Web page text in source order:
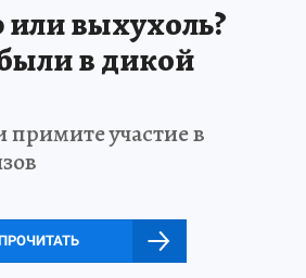
или выхухоль?
в дикой
примите участие в